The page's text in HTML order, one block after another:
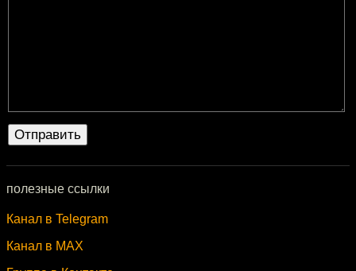
полезные ссылки
Канал в Telegram
Канал в MAX